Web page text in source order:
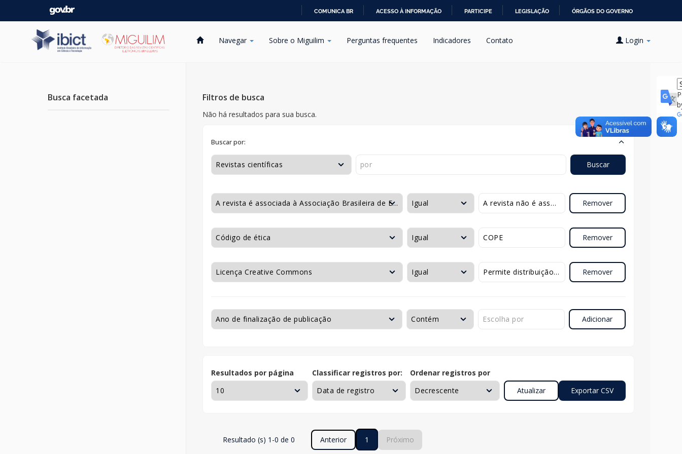
PARA
COMUNICA BR ACESSO À INFORMAÇÃO PARTICIPE LEGISLAÇÃO ÓRGÃOS DO GOVERNO
Navegar Sobre o Miguilim Perguntas frequentes Indicadores Contato Login
Busca facetada Filtros de busca
Não há resultados para sua busca.
Buscar por:
Buscar
Remover
Remover
Remover
Adicionar
Resultados por página Classificar registros por: Ordenar registros por
Resultado (s) 1-0 de 0 Anterior 1 Próximo